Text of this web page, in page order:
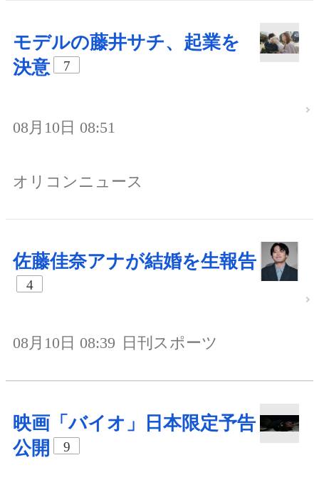
モデルの藤井サチ、起業を
決意
7
08月10日 08:51
オリコンニュース
佐藤佳奈アナが結婚を生報告
4
08月10日 08:39 日刊スポーツ
映画「バイオ」日本限定予告
公開
9